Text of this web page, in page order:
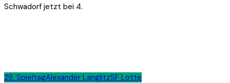
Schwadorf jetzt bei 4.
29. SpieltagAlexander LanglitzSF Lotte